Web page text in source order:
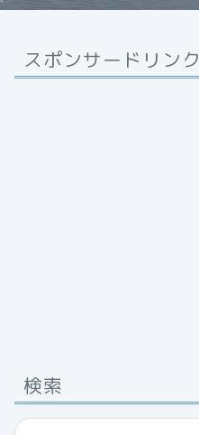
スポンサードリンク
検索